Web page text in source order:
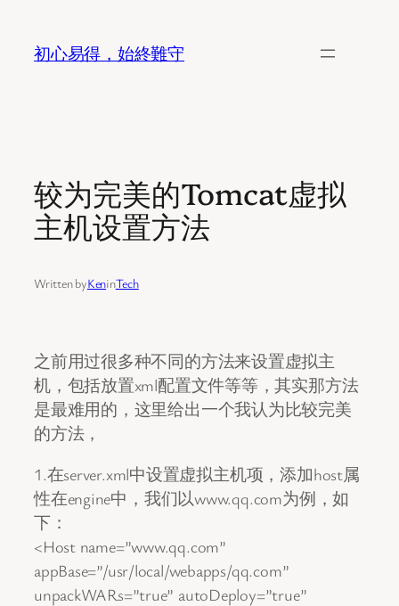
content
初心易得，始終難守
较为完美的Tomcat虚拟
主机设置方法
Written byKeninTech
之前用过很多种不同的方法来设置虚拟主
机，包括放置xml配置文件等等，其实那方法
是最难用的，这里给出一个我认为比较完美
的方法，
1.在server.xml中设置虚拟主机项，添加host属
性在engine中，我们以www.qq.com为例，如
下：
<Host name=”www.qq.com”
appBase=”/usr/local/webapps/qq.com”
unpackWARs=”true” autoDeploy=”true”